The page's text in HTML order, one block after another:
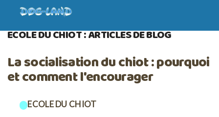
ACCUEIL BLOG
ECOLE DU CHIOT : ARTICLES DE BLOG
La socialisation du chiot : pourquoi
et comment l'encourager
ECOLE DU CHIOT